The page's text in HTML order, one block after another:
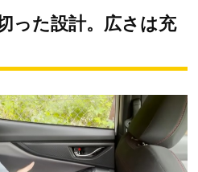
った設計。広さは充